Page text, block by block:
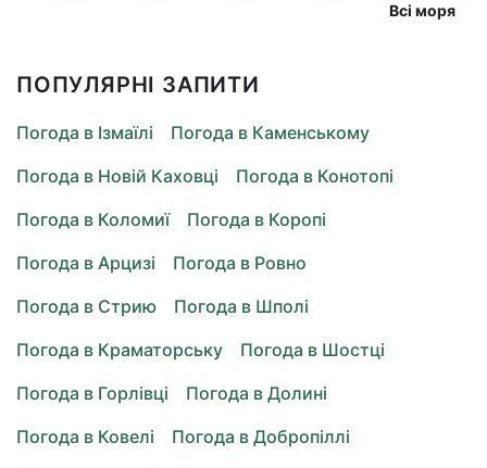
Всі моря
ПОПУЛЯРНІ ЗАПИТИ
Погода в Ізмаїлі
Погода в Каменському
Погода в Новій Каховці
Погода в Конотопі
Погода в Коломиї
Погода в Коропі
Погода в Арцизі
Погода в Ровно
Погода в Стрию
Погода в Шполі
Погода в Краматорську
Погода в Шостці
Погода в Горлівці
Погода в Долині
Погода в Ковелі
Погода в Добропіллі